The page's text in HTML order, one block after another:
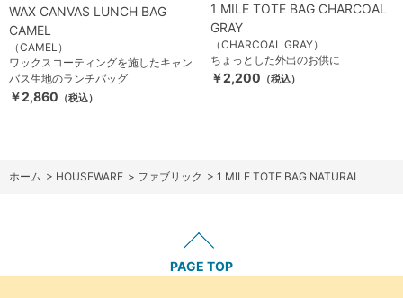
WAX CANVAS LUNCH BAG
CAMEL
（CAMEL）
ワックスコーティングを施したキャン
バス生地のランチバッグ
￥2,860 （税込）
1 MILE TOTE BAG CHARCOAL
GRAY
（CHARCOAL GRAY）
ちょっとした外出のお供に
￥2,200 （税込）
ホーム > HOUSEWARE > ファブリック > 1 MILE TOTE BAG NATURAL
PAGE TOP